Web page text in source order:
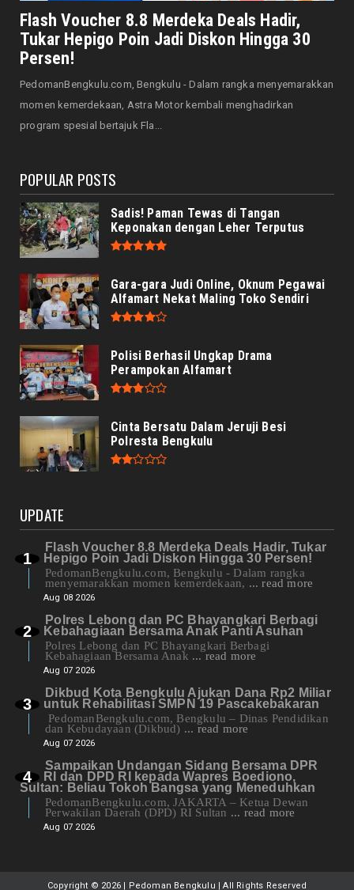
Honda CUV e: Motor Listrik Canggih, Penuh
Keunggulan dan Sia...
August 07, 2026
Servis Bukan Saat Rusak: Astra Motor
Bengkulu Ingatkan Penti...
August 07, 2026
Flash Voucher 8.8 Merdeka Deals Hadir,
Tukar Hepigo Poin Jadi Diskon Hingga 30
Persen!
PedomanBengkulu.com, Bengkulu - Dalam rangka menyemarakkan
momen kemerdekaan, Astra Motor kembali menghadirkan
program spesial bertajuk Fla...
POPULAR POSTS
Sadis! Paman Tewas di Tangan
Keponakan dengan Leher Terputus
Gara-gara Judi Online, Oknum Pegawai
Alfamart Nekat Maling Toko Sendiri
Polisi Berhasil Ungkap Drama
Perampokan Alfamart
Cinta Bersatu Dalam Jeruji Besi
Polresta Bengkulu
UPDATE
Flash Voucher 8.8 Merdeka Deals Hadir, Tukar
Hepigo Poin Jadi Diskon Hingga 30 Persen!
PedomanBengkulu.com, Bengkulu - Dalam rangka
menyemarakkan momen kemerdekaan, ... read more
Aug 08 2026
Polres Lebong dan PC Bhayangkari Berbagi
Kebahagiaan Bersama Anak Panti Asuhan
Polres Lebong dan PC Bhayangkari Berbagi
Kebahagiaan Bersama Anak ... read more
Aug 07 2026
Dikbud Kota Bengkulu Ajukan Dana Rp2 Miliar
untuk Rehabilitasi SMPN 19 Pascakebakaran
PedomanBengkulu.com, Bengkulu – Dinas Pendidikan
dan Kebudayaan (Dikbud) ... read more
Aug 07 2026
Sampaikan Undangan Sidang Bersama DPR
RI dan DPD RI kepada Wapres Boediono,
Sultan: Beliau Tokoh Bangsa yang Meneduhkan
PedomanBengkulu.com, JAKARTA – Ketua Dewan
Perwakilan Daerah (DPD) RI Sultan ... read more
Aug 07 2026
Copyright © 2026 | Pedoman Bengkulu | All Rights Reserved